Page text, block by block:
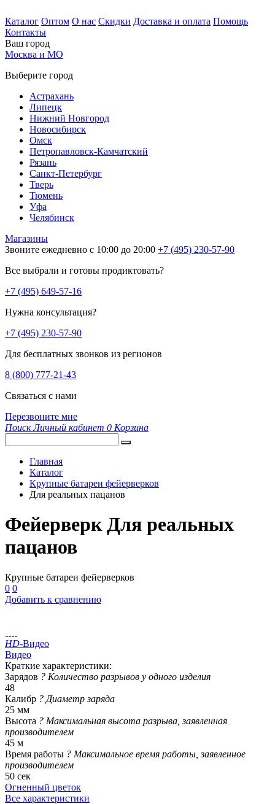
Каталог Оптом О нас Скидки Доставка и оплата Помощь
Контакты
Ваш город
Москва и МО
Выберите город
Астрахань
Липецк
Нижний Новгород
Новосибирск
Омск
Петропавловск-Камчатский
Рязань
Санкт-Петербург
Тверь
Тюмень
Уфа
Челябинск
Магазины
Звоните ежедневно с 10:00 до 20:00 +7 (495) 230-57-90
Все выбрали и готовы продиктовать?
+7 (495) 649-57-16
Нужна консультация?
+7 (495) 230-57-90
Для бесплатных звонков из регионов
8 (800) 777-21-43
Связаться с нами
Перезвоните мне
Поиск Личный кабинет 0 Корзина
Главная
Каталог
Крупные батареи фейерверков
Для реальных пацанов
Фейерверк Для реальных
пацанов
Крупные батареи фейерверков
0 0
Добавить к сравнению
HD-Видео
Видео
Краткие характеристики:
Зарядов ? Количество разрывов у одного изделия
48
Калибр ? Диаметр заряда
25 мм
Высота ? Максимальная высота разрыва, заявленная
производителем
45 м
Время работы ? Максимальное время работы, заявленное
производителем
50 сек
Огненный цветок
Все характеристики